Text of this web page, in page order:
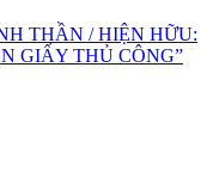
THẦN / HIỆN HỮU:
GIẤY THỦ CÔNG”